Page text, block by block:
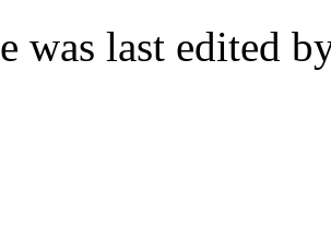
was last edited